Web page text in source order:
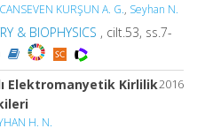
CANSEVEN KURŞUN A. G., Seyhan N.
& BIOPHYSICS , cilt.53, ss.7-
2016
Elektromanyetik Kirlilik
H. N.